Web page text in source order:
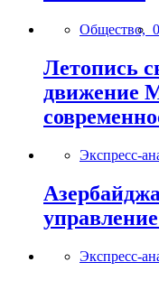
Общество,
Летопись
движение
Экспресс-
Экспресс-